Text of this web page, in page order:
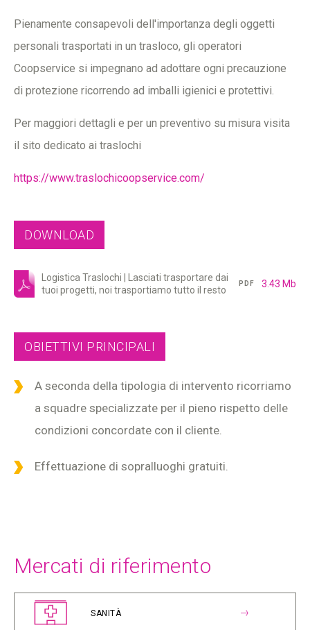
Pienamente consapevoli dell'importanza degli oggetti
personali trasportati in un trasloco, gli operatori
Coopservice si impegnano ad adottare ogni precauzione
di protezione ricorrendo ad imballi igienici e protettivi.
Per maggiori dettagli e per un preventivo su misura visita
il sito dedicato ai traslochi
https://www.traslochicoopservice.com/
DOWNLOAD
Logistica Traslochi | Lasciati trasportare dai
tuoi progetti, noi trasportiamo tutto il resto
PDF 3.43 Mb
OBIETTIVI PRINCIPALI
A seconda della tipologia di intervento ricorriamo
a squadre specializzate per il pieno rispetto delle
condizioni concordate con il cliente.
Effettuazione di sopralluoghi gratuiti.
Mercati di riferimento
SANITÀ